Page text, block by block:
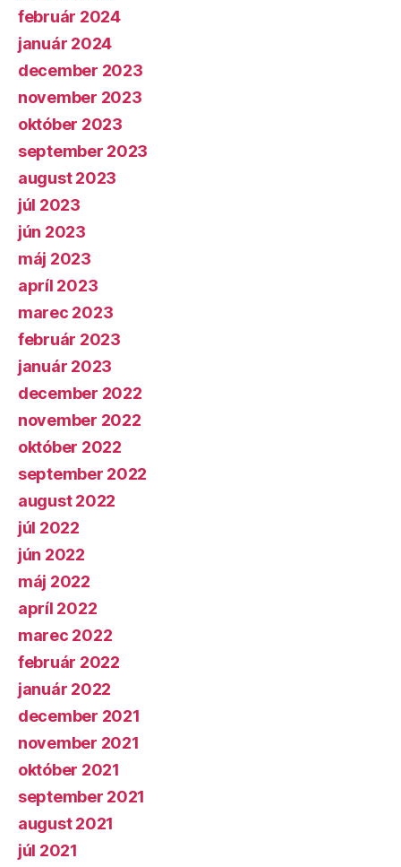
február 2024
január 2024
december 2023
november 2023
október 2023
september 2023
august 2023
júl 2023
jún 2023
máj 2023
apríl 2023
marec 2023
február 2023
január 2023
december 2022
november 2022
október 2022
september 2022
august 2022
júl 2022
jún 2022
máj 2022
apríl 2022
marec 2022
február 2022
január 2022
december 2021
november 2021
október 2021
september 2021
august 2021
júl 2021